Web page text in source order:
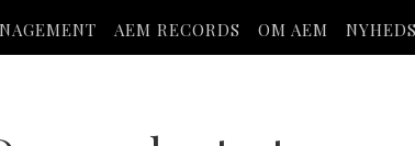
AEM RECORDS OM AEM